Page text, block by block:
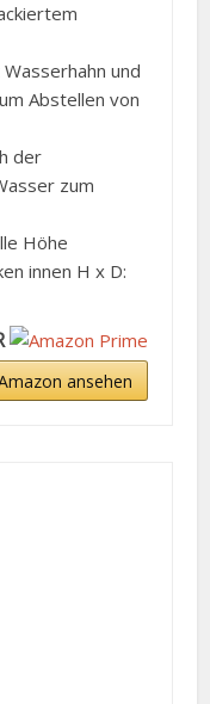
und
Abstellen von
der
zum
Höhe
innen H x D:
ansehen